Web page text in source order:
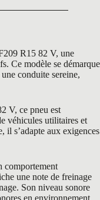
R15 82 V, une
Ce modèle se démarque
une conduite sereine,
V, ce pneu est
véhicules utilitaires et
il s’adapte aux exigences
comportement
une note de freinage
Son niveau sonore
en environnement